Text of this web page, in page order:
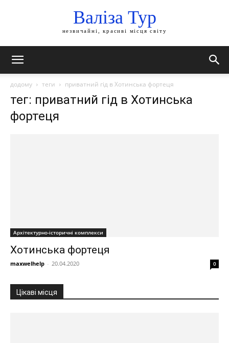
Валіза Тур
незвичайні, красиві місця світу
додому теги приватний гід в Хотинська фортеця
тег: приватний гід в Хотинська
фортеця
Архітектурно-історичні комплекси
Хотинська фортеця
maxwelhelp - 20.04.2020 0
Цікаві місця